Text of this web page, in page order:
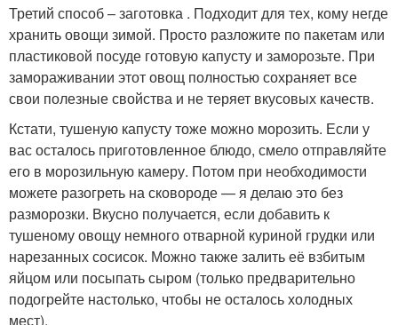
Третий способ – заготовка . Подходит для тех, кому негде
хранить овощи зимой. Просто разложите по пакетам или
пластиковой посуде готовую капусту и заморозьте. При
замораживании этот овощ полностью сохраняет все
свои полезные свойства и не теряет вкусовых качеств.
Кстати, тушеную капусту тоже можно морозить. Если у
вас осталось приготовленное блюдо, смело отправляйте
его в морозильную камеру. Потом при необходимости
можете разогреть на сковороде — я делаю это без
разморозки. Вкусно получается, если добавить к
тушеному овощу немного отварной куриной грудки или
нарезанных сосисок. Можно также залить её взбитым
яйцом или посыпать сыром (только предварительно
подогрейте настолько, чтобы не осталось холодных
мест).